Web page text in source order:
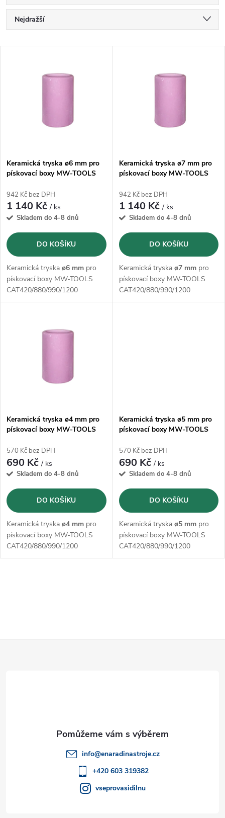
Ř
a
p
r
o
d
u
k
Nejdražší
Abecedně
s
p
r
o
d
u
k
Keramická tryska ø6 mm pro
pískovací boxy MW-TOOLS
942 Kč bez DPH
1 140 Kč/ ks
Skladem do 4-8 dnů
DO KOŠÍKU
Keramická tryska ø6 mm pro
pískovací boxy MW-TOOLS
CAT420/880/990/1200
Keramická tryska ø7 mm pro
pískovací boxy MW-TOOLS
942 Kč bez DPH
1 140 Kč/ ks
Skladem do 4-8 dnů
DO KOŠÍKU
Keramická tryskaø7 mmpro
pískovací boxy MW-TOOLS
CAT420/880/990/1200
Keramická tryska ø4 mm pro
pískovací boxy MW-TOOLS
570 Kč bez DPH
690 Kč/ ks
Skladem do 4-8 dnů
DO KOŠÍKU
Keramická tryska ø4 mm pro
pískovací boxy MW-TOOLS
CAT420/880/990/1200
Keramická tryska ø5 mm pro
pískovací boxy MW-TOOLS
570 Kč bez DPH
690 Kč/ ks
Skladem do 4-8 dnů
DO KOŠÍKU
Keramická tryska ø5 mmpro
pískovací boxy MW-TOOLS
CAT420/880/990/1200
info@enaradinastroje.cz
+420 603 319382
vseprovasidilnu